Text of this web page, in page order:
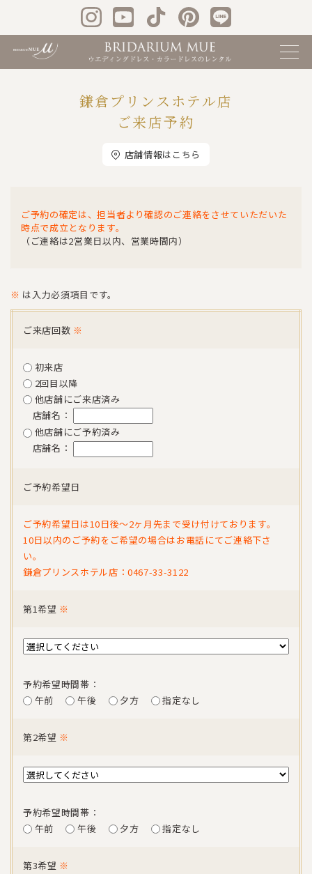
鎌倉プリンスホテル店
ご来店予約
店舗情報はこちら
ご予約の確定は、担当者より確認のご連絡をさせていただいた
時点で成立となります。
（ご連絡は2営業日以内、営業時間内）
※ は入力必須項目です。
ご来店回数 ※
初来店
2回目以降
他店舗にご来店済み
店舗名：
他店舗にご予約済み
店舗名：
ご予約希望日
ご予約希望日は10日後〜2ヶ月先まで受け付けております。
10日以内のご予約をご希望の場合はお電話にてご連絡下さ
い。
鎌倉プリンスホテル店：0467-33-3122
第1希望 ※
予約希望時間帯：
午前
午後 夕方 指定なし
第2希望 ※
予約希望時間帯：
午前
午後 夕方 指定なし
第3希望 ※